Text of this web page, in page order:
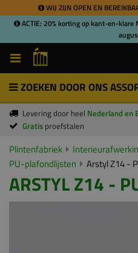
WIJ ZIJN OPEN EN
ACTIE: 20% korting op kant-en-
ZOEKEN DOOR ONS
Levering door heel Nederland en
Gratis proefstalen
Plintenfabriek
PU-plafondlijsten
Arstyl Z14 -
ARSTYL Z14 -